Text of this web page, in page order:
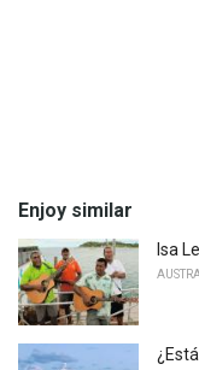
Enjoy similar
Isa